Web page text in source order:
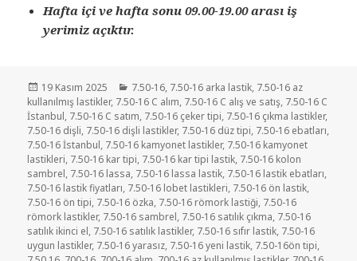
Hafta içi ve hafta sonu 09.00-19.00 arası iş
yerimiz açıktır.
Yayın
tarihi
19 Kasım 2025 Kategoriler
7.50-16, 7.50-16 arka lastik, 7.50-16 az
kullanılmış lastikler, 7.50-16 C alım, 7.50-16 C alış ve satış, 7.50-16 C
İstanbul, 7.50-16 C satım, 7.50-16 çeker tipi, 7.50-16 çıkma lastikler,
7.50-16 dişli, 7.50-16 dişli lastikler, 7.50-16 düz tipi, 7.50-16 ebatları,
7.50-16 İstanbul, 7.50-16 kamyonet lastikler, 7.50-16 kamyonet
lastikleri, 7.50-16 kar tipi, 7.50-16 kar tipi lastik, 7.50-16 kolon
sambrel, 7.50-16 lassa, 7.50-16 lassa lastik, 7.50-16 lastik ebatları,
7.50-16 lastik fiyatları, 7.50-16 lobet lastikleri, 7.50-16 ön lastik,
7.50-16 ön tipi, 7.50-16 özka, 7.50-16 römork lastiği, 7.50-16
römork lastikler, 7.50-16 sambrel, 7.50-16 satılık çıkma, 7.50-16
satılık ikinci el, 7.50-16 satılık lastikler, 7.50-16 sıfır lastik, 7.50-16
uygun lastikler, 7.50-16 yarasız, 7.50-16 yeni lastik, 7.50-16ön tipi,